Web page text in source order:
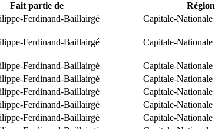
Fait partie de Région
Ferdinand-Baillairgé Capitale-Nationale
Ferdinand-Baillairgé Capitale-Nationale
Ferdinand-Baillairgé Capitale-Nationale
Ferdinand-Baillairgé Capitale-Nationale
Ferdinand-Baillairgé Capitale-Nationale
Ferdinand-Baillairgé Capitale-Nationale
Ferdinand-Baillairgé Capitale-Nationale